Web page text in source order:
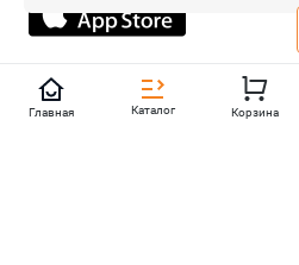
Политика конфиденциальности
Главная Каталог Корзина